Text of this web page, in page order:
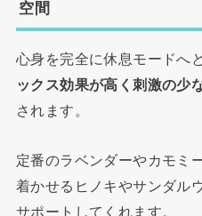
空間
心身を完全に休息モードへ
ックス効果が高く刺激の少
されます。
定番のラベンダーやカモミ
着かせるヒノキやサンダル
サポートしてくれます。